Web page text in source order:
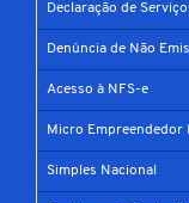
Declaração de
Denúncia de Não
Acesso à NFS-e
Micro Empreendedor
Simples Nacional